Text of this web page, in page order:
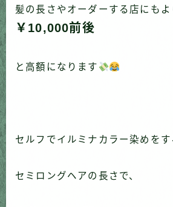
髪の長さやオーダーする店にも
￥10,000前後
と高額になります
セルフでイルミナカラー染めをす
セミロングヘアの長さで、